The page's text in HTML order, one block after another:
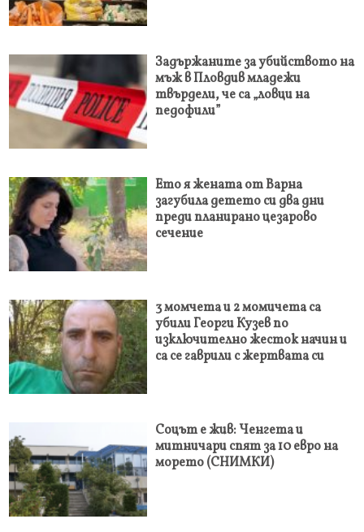
Задържаните за убийството на
мъж в Пловдив младежи
твърдели, че са „ловци на
педофили”
Ето я жената от Варна
загубила детето си два дни
преди планирано цезарово
сечение
3 момчета и 2 момичета са
убили Георги Кузев по
изключително жесток начин и
са се гаврили с жертвата си
Соцът е жив: Ченгета и
митничари спят за 10 евро на
морето (СНИМКИ)